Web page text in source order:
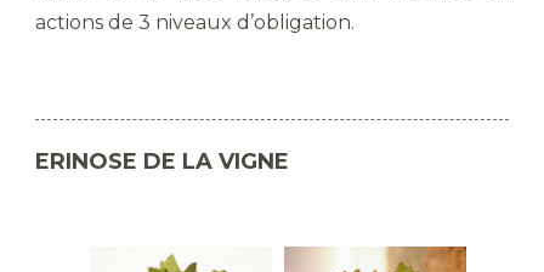
actions de 3 niveaux d’obligation.
ERINOSE DE LA VIGNE